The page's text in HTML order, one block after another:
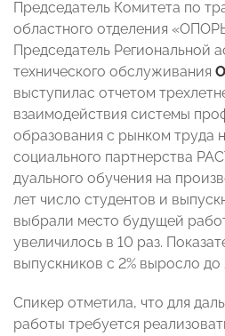
Председатель Комитета по
областного отделения
Председатель Региональной
технического обслуживания
выступилас отчетом
взаимодействия системы
образования с рынком труда
социального партнерства
дуального обучения на
лет число студентов и
выбрали место будущей
увеличилось в 10 раз.
выпускников с 2% выросло до
Спикер отметила, что для
работы требуется